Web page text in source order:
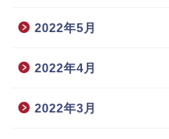
2022年5月
2022年4月
2022年3月